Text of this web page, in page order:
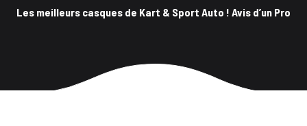
Les meilleurs casques de Kart & Sport Auto ! Avis d’un Pro